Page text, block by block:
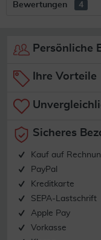
Bewertungen 4
Persönliche
Ihre Vorteile
Sicheres
Kauf auf
PayPal
Kreditkarte
SEPA-Lastschrift
Apple Pay
Vorkasse